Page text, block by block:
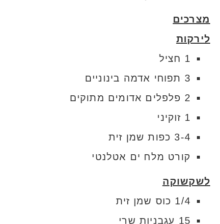
מצרכים
לירקות
1 חציל
3 תפוחי אדמה בינוניים
2 פלפלים אדומים מתוקים
1 זוקיני
3-4 כפות שמן זית
קורט מלח ים אטלנטי
לשקשוקה
1/4 כוס שמן זית
15 עגבניות שרי